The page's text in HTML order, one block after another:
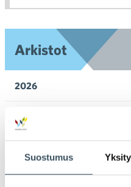
Suostumus
Arkistot
2026
2025
2023